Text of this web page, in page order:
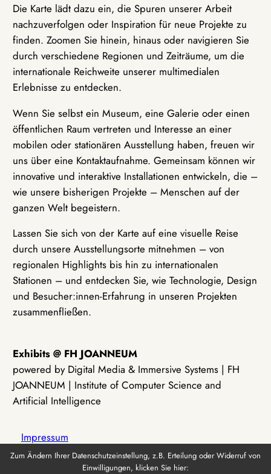
Die Karte lädt dazu ein, die Spuren unserer Arbeit
nachzuverfolgen oder Inspiration für neue Projekte zu
finden. Zoomen Sie hinein, hinaus oder navigieren Sie
durch verschiedene Regionen und Zeiträume, um die
internationale Reichweite unserer multimedialen
Erlebnisse zu entdecken.
Wenn Sie selbst ein Museum, eine Galerie oder einen
öffentlichen Raum vertreten und Interesse an einer
mobilen oder stationären Ausstellung haben, freuen wir
uns über eine Kontaktaufnahme. Gemeinsam können wir
innovative und interaktive Installationen entwickeln, die –
wie unsere bisherigen Projekte – Menschen auf der
ganzen Welt begeistern.
Lassen Sie sich von der Karte auf eine visuelle Reise
durch unsere Ausstellungsorte mitnehmen – von
regionalen Highlights bis hin zu internationalen
Stationen – und entdecken Sie, wie Technologie, Design
und Besucher:innen-Erfahrung in unseren Projekten
zusammenfließen.
Exhibits @ FH JOANNEUM
powered by Digital Media & Immersive Systems | FH
JOANNEUM | Institute of Computer Science and
Artificial Intelligence
Impressum
Zum Ändern Ihrer Datenschutzeinstellung, z.B. Erteilung oder Widerruf von
Einwilligungen, klicken Sie hier: